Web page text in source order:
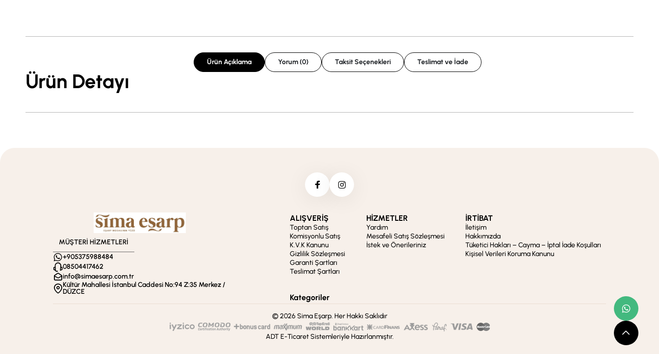
Ürün Açıklama Yorum (0) Taksit Seçenekleri Teslimat ve İade
Ürün Detayı
MÜŞTERİ HİZMETLERİ
+905375988484
08504417462
info@simaesarp.com.tr
Kültür Mahallesi İstanbul Caddesi No:94 Z:35 Merkez /
DÜZCE
ALIŞVERİŞ
Toptan Satış
Komisyonlu Satış
K.V.K Kanunu
Gizlilik Sözleşmesi
Garanti Şartları
Teslimat Şartları
HİZMETLER
Yardım
Mesafeli Satış Sözleşmesi
İstek ve Önerileriniz
İRTİBAT
İletişim
Hakkımızda
Tüketici Hakları – Cayma – İptal İade Koşulları
Kişisel Verileri Koruma Kanunu
Kategoriler
© 2026 Sima Eşarp. Her Hakkı Saklıdır
ADT E-Ticaret Sistemleriyle Hazırlanmıştır.